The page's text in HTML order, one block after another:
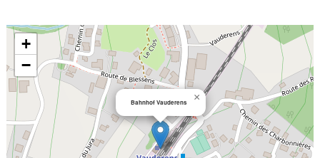
Bahnhof Vauderens ×
+
−